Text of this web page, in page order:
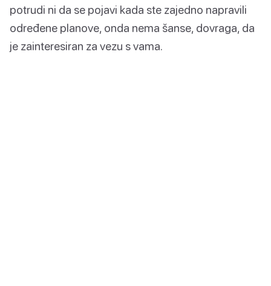
potrudi ni da se pojavi kada ste zajedno napravili
određene planove, onda nema šanse, dovraga, da
je zainteresiran za vezu s vama.